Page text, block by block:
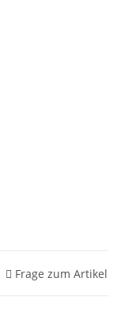
Frage zum Artikel